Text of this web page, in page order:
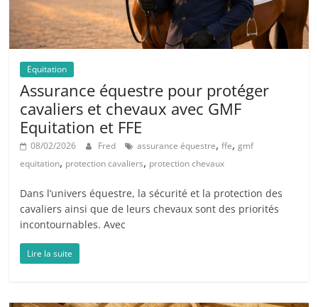
Equitation
Assurance équestre pour protéger
cavaliers et chevaux avec GMF
Equitation et FFE
08/02/2026 Fred assurance équestre,ffe,gmf
equitation, protection cavaliers, protection chevaux
Dans l’univers équestre, la sécurité et la protection des
cavaliers ainsi que de leurs chevaux sont des priorités
incontournables. Avec
Lire la suite